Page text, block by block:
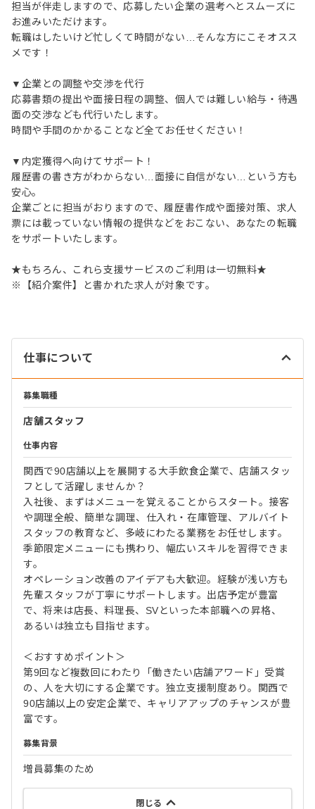
担当が伴走しますので、応募したい企業の選考へとスムーズに
お進みいただけます。
転職はしたいけど忙しくて時間がない…そんな方にこそオスス
メです！
▼企業との調整や交渉を代行
応募書類の提出や面接日程の調整、個人では難しい給与・待遇
面の交渉なども代行いたします。
時間や手間のかかることなど全てお任せください！
▼内定獲得へ向けてサポート！
履歴書の書き方がわからない…面接に自信がない…という方も
安心。
企業ごとに担当がおりますので、履歴書作成や面接対策、求人
票には載っていない情報の提供などをおこない、あなたの転職
をサポートいたします。
★もちろん、これら支援サービスのご利用は一切無料★
※【紹介案件】と書かれた求人が対象です。
仕事について
募集職種
店舗スタッフ
仕事内容
関西で90店舗以上を展開する大手飲食企業で、店舗スタッ
フとして活躍しませんか？
入社後、まずはメニューを覚えることからスタート。接客
や調理全般、簡単な調理、仕入れ・在庫管理、アルバイト
スタッフの教育など、多岐にわたる業務をお任せします。
季節限定メニューにも携わり、幅広いスキルを習得できま
す。
オペレーション改善のアイデアも大歓迎。経験が浅い方も
先輩スタッフが丁寧にサポートします。出店予定が豊富
で、将来は店長、料理長、SVといった本部職への昇格、
あるいは独立も目指せます。
＜おすすめポイント＞
第9回など複数回にわたり「働きたい店舗アワード」受賞
の、人を大切にする企業です。独立支援制度あり。関西で
90店舗以上の安定企業で、キャリアアップのチャンスが豊
富です。
募集背景
増員募集のため
閉じる